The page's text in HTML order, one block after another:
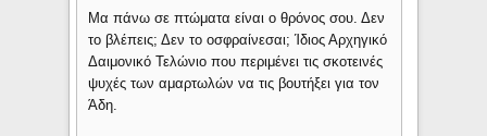
Μα πάνω σε πτώματα είναι ο θρόνος σου. Δεν
το βλέπεις; Δεν το οσφραίνεσαι; Ίδιος Αρχηγικό
Δαιμονικό Τελώνιο που περιμένει τις σκοτεινές
ψυχές των αμαρτωλών να τις βουτήξει για τον
Άδη.